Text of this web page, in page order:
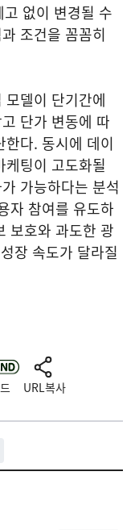
없이 변경될 수
조건을 꼼꼼히
델이 단기간에
단가 변동에 따
다. 동시에 데이
팅이 고도화될
가능하다는 분석
자 참여를 유도하
보호와 과도한 광
장 속도가 달라질
URL복사